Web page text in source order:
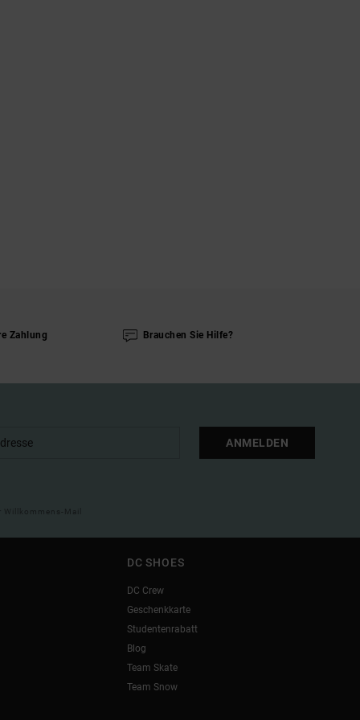
Zahlung Brauchen Sie Hilfe?
ANMELDEN
Mail
DC SHOES
DC Crew
Geschenkkarte
Studentenrabatt
Blog
Team Skate
Team Snow